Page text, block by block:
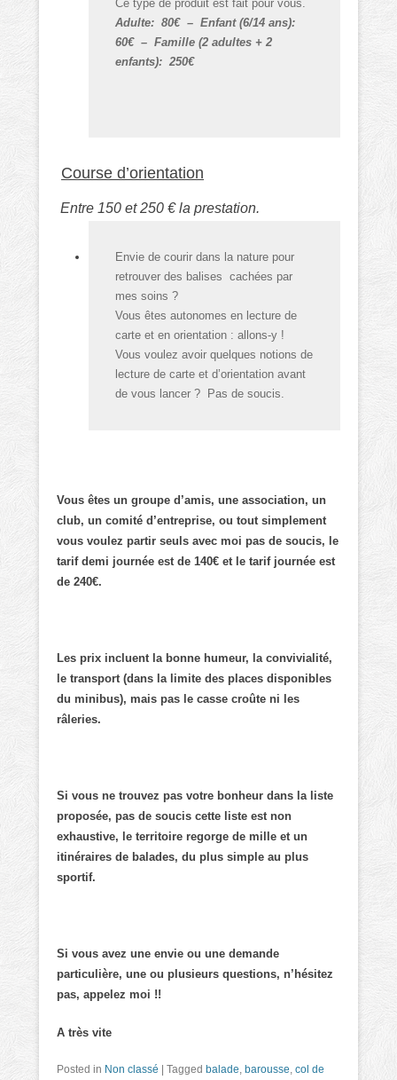
Ce type de produit est fait pour vous.
Adulte: 80€ – Enfant (6/14 ans):
60€ – Famille (2 adultes + 2
enfants): 250€
Course d’orientation
Entre 150 et 250 € la prestation.
Envie de courir dans la nature pour
retrouver des balises cachées par
mes soins ?
Vous êtes autonomes en lecture de
carte et en orientation : allons-y !
Vous voulez avoir quelques notions de
lecture de carte et d’orientation avant
de vous lancer ? Pas de soucis.
Vous êtes un groupe d’amis, une association, un
club, un comité d’entreprise, ou tout simplement
vous voulez partir seuls avec moi pas de soucis, le
tarif demi journée est de 140€ et le tarif journée est
de 240€.
Les prix incluent la bonne humeur, la convivialité,
le transport (dans la limite des places disponibles
du minibus), mais pas le casse croûte ni les
râleries.
Si vous ne trouvez pas votre bonheur dans la liste
proposée, pas de soucis cette liste est non
exhaustive, le territoire regorge de mille et un
itinéraires de balades, du plus simple au plus
sportif.
Si vous avez une envie ou une demande
particulière, une ou plusieurs questions, n’hésitez
pas, appelez moi !!
A très vite
Posted in Non classé Tagged balade, barousse, col de